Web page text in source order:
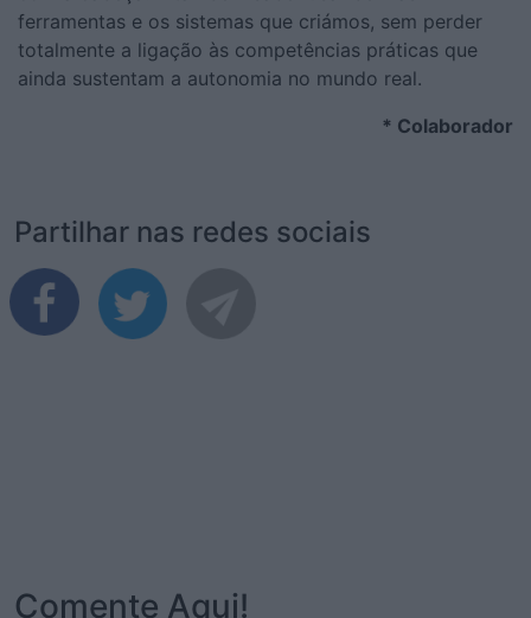
ferramentas e os sistemas que criámos, sem perder
totalmente a ligação às competências práticas que
ainda sustentam a autonomia no mundo real.
* Colaborador
Partilhar nas redes sociais
Comente Aqui!